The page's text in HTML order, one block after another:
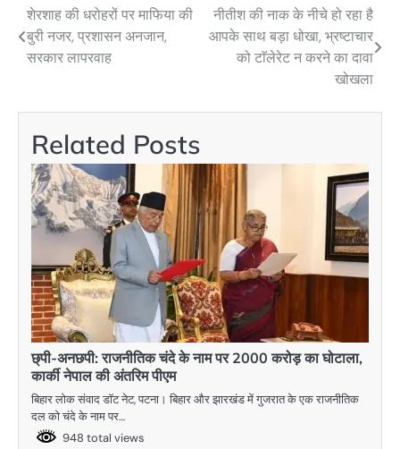
Post
navigation
शेरशाह की धरोहरों पर माफिया की
बुरी नजर, प्रशासन अनजान,
सरकार लापरवाह
नीतीश की नाक के नीचे हो रहा है
आपके साथ बड़ा धोखा, भ्रष्टाचार
को टाॅलेरेट न करने का दावा
खोखला
Related Posts
छ्पी-अनछपी: राजनीतिक चंदे के नाम पर 2000 करोड़ का घोटाला,
कार्की नेपाल की अंतरिम पीएम
बिहार लोक संवाद डॉट नेट, पटना। बिहार और झारखंड में गुजरात के एक राजनीतिक
दल को चंदे के नाम पर…
948 total views